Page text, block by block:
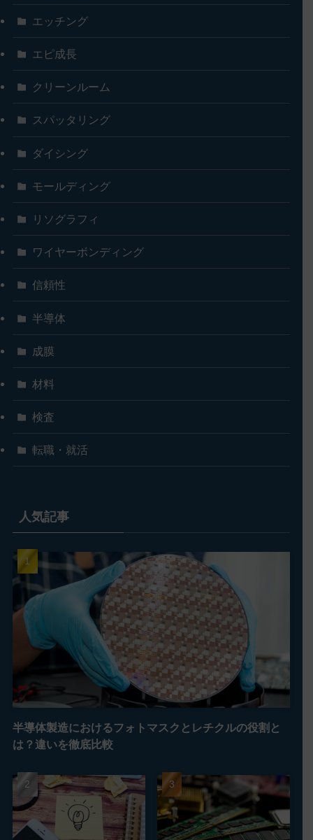
エッチング
エピ成長
クリーンルーム
スパッタリング
ダイシング
モールディング
リソグラフィ
ワイヤーボンディング
信頼性
半導体
成膜
材料
検査
転職・就活
人気記事
半導体製造におけるフォトマスクとレチクルの役割と
は？違いを徹底比較